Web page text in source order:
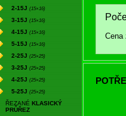
2-15J (15×16)
3-15J (15×16)
4-15J (15×16)
5-15J (15×16)
2-25J (25×25)
3-25J (25×25)
4-25J (25×25)
5-25J (25×25)
ŘEZANÉ KLASICKÝ
PRŮŘEZ
Cena